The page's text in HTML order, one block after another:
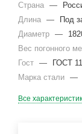
Страна —
Длина —
Под
Диаметр —
Вес погонного
Гост —
ГОСТ
Марка стали —
Все